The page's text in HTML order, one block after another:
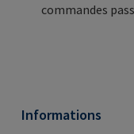
commandes
Informations